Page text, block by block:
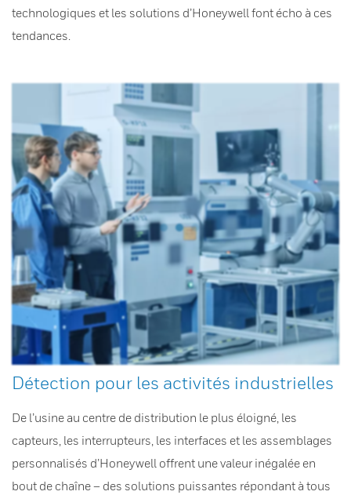
technologiques et les solutions d’Honeywell font écho à ces
tendances.
Détection pour les activités industrielles
De l’usine au centre de distribution le plus éloigné, les
capteurs, les interrupteurs, les interfaces et les assemblages
personnalisés d’Honeywell offrent une valeur inégalée en
bout de chaîne – des solutions puissantes répondant à tous